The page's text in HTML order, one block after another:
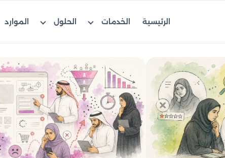
الرئيسية الخدمات الحلول الموارد